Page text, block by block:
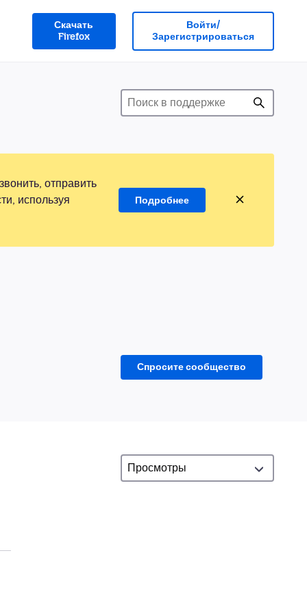
Скачать
Firefox
Войти/
Зарегистрироваться
отправить
используя
Подробнее
Спросите сообщество